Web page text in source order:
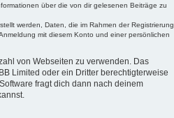
über die von dir gelesenen Beiträge zu
werden, Daten, die im Rahmen der Registrierung
mit diesem Konto und einer persönlichen
von Webseiten zu verwenden. Das
Limited oder ein Dritter berechtigterweise
fragt dich dann nach deinem